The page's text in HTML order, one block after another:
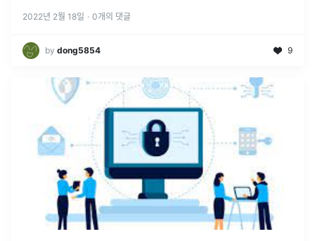
2022년 2월 18일 · 0개의 댓글
by dong5854 9